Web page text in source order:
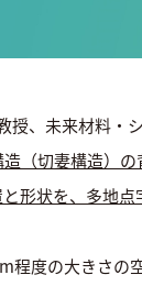
、未来材料・
（切妻構造）
形状を、多地
度の大きさの